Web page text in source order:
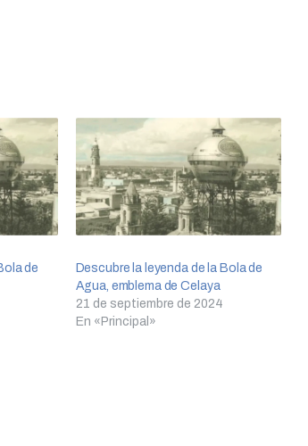
de
Descubre la leyenda de la Bola de
Agua, emblema de Celaya
21 de septiembre de 2024
En «Principal»